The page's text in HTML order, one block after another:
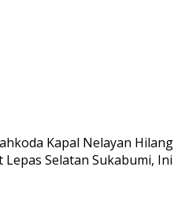
Kapal Nelayan Hilang
Selatan Sukabumi, Ini